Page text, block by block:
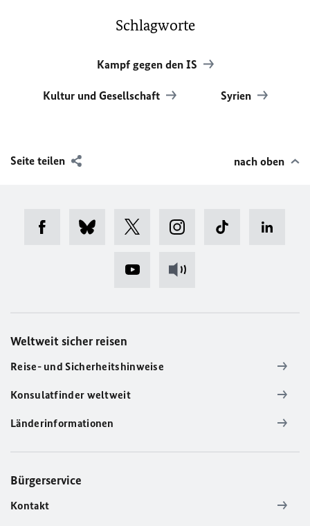
Schlagworte
Kampf gegen den IS
Kultur und Gesellschaft Syrien
Seite teilen nach oben
Weltweit sicher reisen
Reise- und Sicherheitshinweise
Konsulatfinder weltweit
Länderinformationen
Bürgerservice
Kontakt